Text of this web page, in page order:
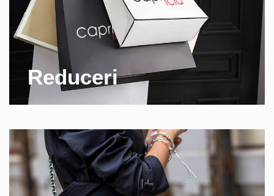
Reduceri